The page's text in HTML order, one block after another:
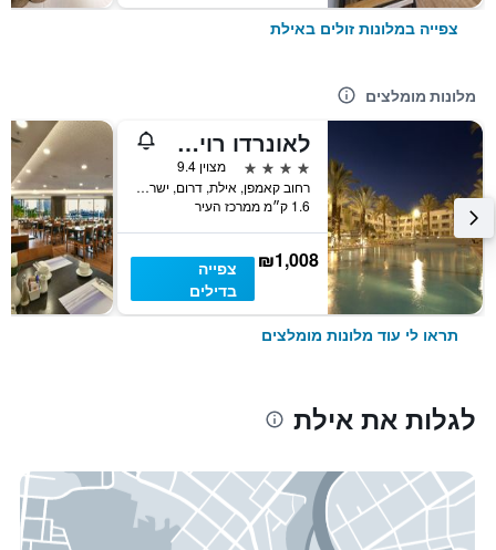
צפייה במלונות זולים באילת
מלונות מומלצים
לאונרדו רויאל ריזורט
4 כוכבים
מצוין 9.4
רחוב קאמפן, אילת, דרום, ישראל
1.6 ק״מ ממרכז העיר
₪1,008
צפייה
בדילים
תראו לי עוד מלונות מומלצים
לגלות את אילת